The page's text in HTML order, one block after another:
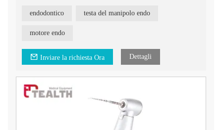
Caratteristiche principali:
- Progettato con un movimento su e giù di 1,4 mm, che
endodontici.
Tealth®, Kavo® e altri manipoli.
- Dotato di un mandrino a pulsante per il fissaggio facile e
sicuro degli strumenti endodontici.
Migliora le tue procedure endodontiche con la nostra testa
endodontica con movimento su e giù da 1,4 mm. Contattaci
oggi per ulteriori informazioni su questo prodotto e su come
può apportare vantaggi al tuo studio dentistico.
endodontico testa del manipolo endo
motore endo
Inviare la richiesta Ora Dettagli